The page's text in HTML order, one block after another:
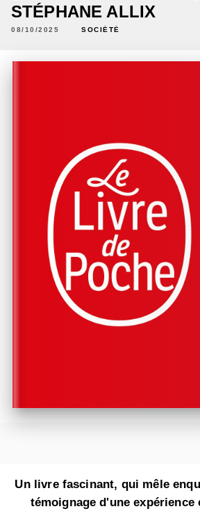
STÉPHANE ALLIX
08/10/2025 SOCIÉTÉ
Un livre fascinant, qui mêle
témoignage d'une expérience